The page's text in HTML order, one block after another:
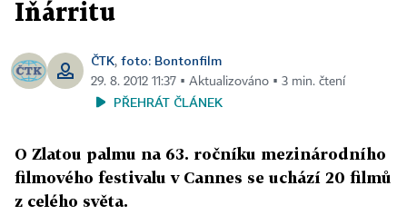
Iňárritu
ČTK, foto: Bontonfilm
29. 8. 2012 11:37 ▪ Aktualizováno ▪ 3 min. čtení
PŘEHRÁT ČLÁNEK
O Zlatou palmu na 63. ročníku mezinárodního
filmového festivalu v Cannes se uchází 20 filmů
z celého světa.